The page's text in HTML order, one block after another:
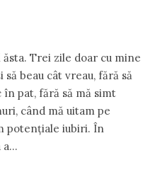
Trei zile doar cu mine
beau cât vreau, fără să
în pat, fără să mă simt
când mă uitam pe
potențiale iubiri. În
a…